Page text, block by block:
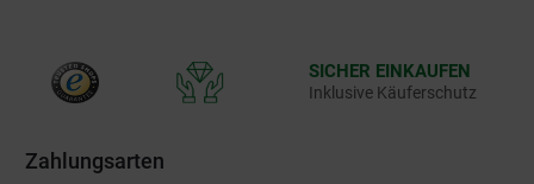
SICHER EINKAUFEN
Inklusive Käuferschutz
Zahlungsarten